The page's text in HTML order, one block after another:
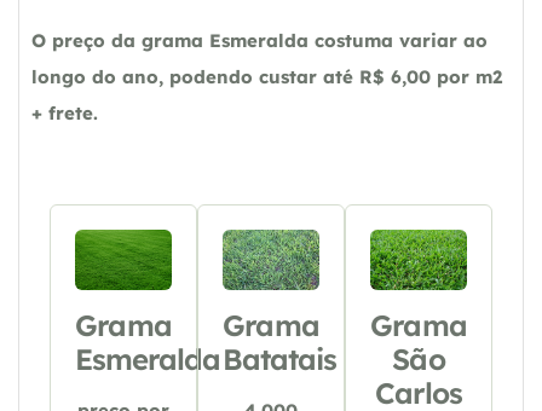
O preço da grama Esmeralda costuma variar ao
longo do ano, podendo custar até R$ 6,00 por m2
+ frete.
Grama
Esmeralda
Grama
Batatais
Grama
São
Carlos